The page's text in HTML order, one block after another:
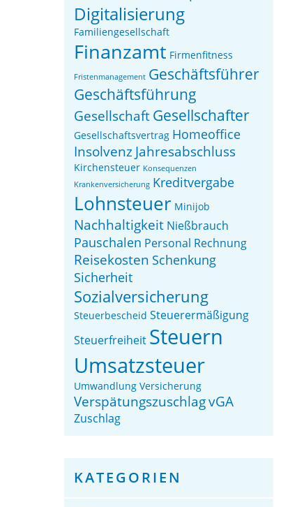
Digitalisierung
Familiengesellschaft
Finanzamt Firmenfitness
Fristenmanagement Geschäftsführer
Geschäftsführung
GesellschaftGesellschafter
Gesellschaftsvertrag Homeoffice
InsolvenzJahresabschluss
Kirchensteuer Konsequenzen
Krankenversicherung Kreditvergabe
Lohnsteuer Minijob
Nachhaltigkeit Nießbrauch
Pauschalen Personal Rechnung
Reisekosten Schenkung
Sicherheit
Sozialversicherung
Steuerbescheid Steuerermäßigung
Steuerfreiheit Steuern
Umsatzsteuer
Umwandlung Versicherung
VerspätungszuschlagvGA
Zuschlag
KATEGORIEN